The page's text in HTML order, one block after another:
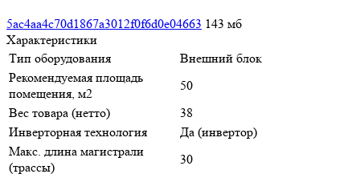
5ac4aa4c70d1867a3012f0f6d0e04663 143 мб
Характеристики
Тип оборудования
Внешний блок
Рекомендуемая площадь
помещения, м2
50
Вес товара (нетто)
38
Инверторная технология
Да (инвертор)
Макс. длина магистрали
(трассы)
30